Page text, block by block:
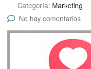
Categoría: Marketing
No hay comentarios